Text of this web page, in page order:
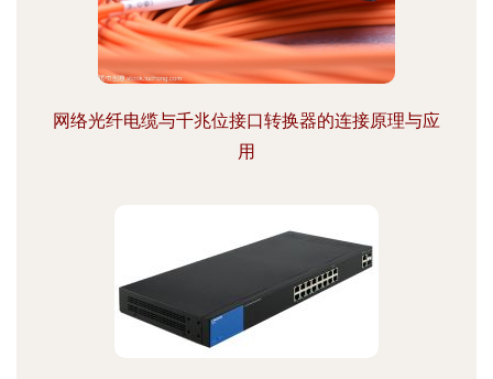
网络光纤电缆与千兆位接口转换器的连接原理与应
用